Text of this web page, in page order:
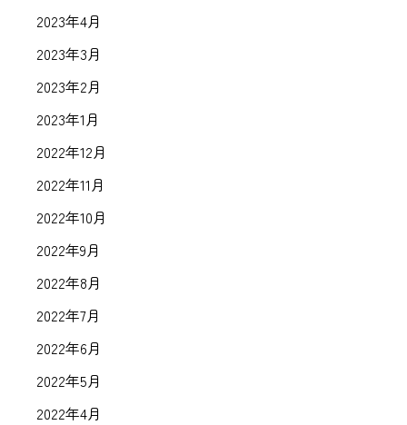
2023年4月
2023年3月
2023年2月
2023年1月
2022年12月
2022年11月
2022年10月
2022年9月
2022年8月
2022年7月
2022年6月
2022年5月
2022年4月